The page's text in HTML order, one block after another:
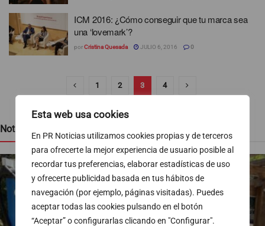
Esta web usa cookies
En PR Noticias utilizamos cookies propias y de terceros
para ofrecerte la mejor experiencia de usuario posible al
recordar tus preferencias, elaborar estadísticas de uso
y ofrecerte publicidad basada en tus hábitos de
navegación (por ejemplo, páginas visitadas). Puedes
aceptar todas las cookies pulsando en el botón
“Aceptar” o configurarlas clicando en "Configurar".
ICM 2016: ¿Cómo conseguir que tu marca sea
una ‘lovemark’?
porCristina Quesada JULIO 6, 2016 0
1 2 3 4
Noticias recientes